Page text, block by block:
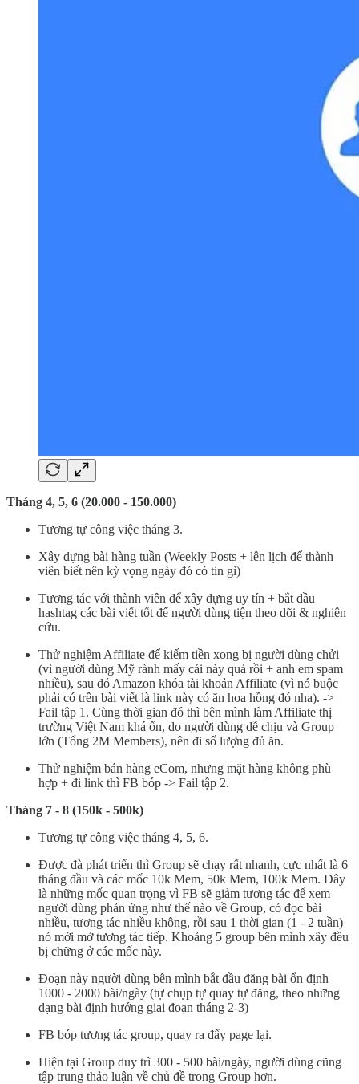
Tháng 4, 5, 6 (20.000 - 150.000)
Tương tự công việc tháng 3.
Xây dựng bài hàng tuần (Weekly Posts + lên lịch để thành
viên biết nên kỳ vọng ngày đó có tin gì)
Tương tác với thành viên để xây dựng uy tín + bắt đầu
hashtag các bài viết tốt để người dùng tiện theo dõi & nghiên
cứu.
Thử nghiệm Affiliate để kiếm tiền xong bị người dùng chửi
(vì người dùng Mỹ rành mấy cái này quá rồi + anh em spam
nhiều), sau đó Amazon khóa tài khoản Affiliate (vì nó buộc
phải có trên bài viết là link này có ăn hoa hồng đó nha). ->
Fail tập 1. Cùng thời gian đó thì bên mình làm Affiliate thị
trường Việt Nam khá ổn, do người dùng dễ chịu và Group
lớn (Tổng 2M Members), nên đi số lượng đủ ăn.
Thử nghiệm bán hàng eCom, nhưng mặt hàng không phù
hợp + đi link thì FB bóp -> Fail tập 2.
Tháng 7 - 8 (150k - 500k)
Tương tự công việc tháng 4, 5, 6.
Được đà phát triển thì Group sẽ chạy rất nhanh, cực nhất là 6
tháng đầu và các mốc 10k Mem, 50k Mem, 100k Mem. Đây
là những mốc quan trọng vì FB sẽ giảm tương tác để xem
người dùng phản ứng như thế nào về Group, có đọc bài
nhiều, tương tác nhiều không, rồi sau 1 thời gian (1 - 2 tuần)
nó mới mở tương tác tiếp. Khoảng 5 group bên mình xây đều
bị chững ở các mốc này.
Đoạn này người dùng bên mình bắt đầu đăng bài ổn định
1000 - 2000 bài/ngày (tự chụp tự quay tự đăng, theo những
dạng bài định hướng giai đoạn tháng 2-3)
FB bóp tương tác group, quay ra đẩy page lại.
Hiện tại Group duy trì 300 - 500 bài/ngày, người dùng cũng
tập trung thảo luận về chủ đề trong Group hơn.